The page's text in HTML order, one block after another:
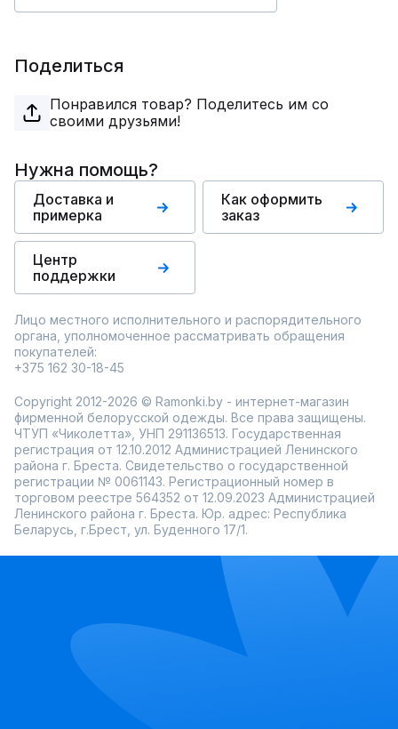
Поделиться
Понравился товар? Поделитесь им со
своими друзьями!
Нужна помощь?
Доставка и
примерка
Как оформить
заказ
Центр
поддержки
Лицо местного исполнительного и распорядительного
органа, уполномоченное рассматривать обращения
покупателей:
+375 162 30-18-45
Copyright 2012-2026 © Ramonki.by - интернет-магазин
фирменной белорусской одежды. Все права защищены.
ЧТУП «Чиколетта», УНП 291136513. Государственная
регистрация от 12.10.2012 Администрацией Ленинского
района г. Бреста. Свидетельство о государственной
регистрации № 0061143. Регистрационный номер в
торговом реестре 564352 от 12.09.2023 Администрацией
Ленинского района г. Бреста. Юр. адрес: Республика
Беларусь, г.Брест, ул. Буденного 17/1.